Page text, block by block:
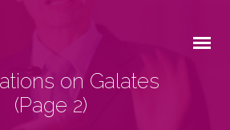
on Galates
(Page 2)